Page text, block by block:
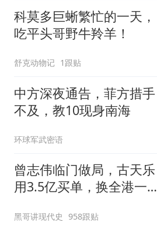
科莫多巨蜥繁忙的一天，
吃平头哥野牛羚羊！
舒克动物记 1跟贴
中方深夜通告，菲方措手
不及，教10现身南海
环球军武密语
曾志伟临门做局，古天乐
用3.5亿买单，换全港一声
黑哥讲现代史 958跟贴